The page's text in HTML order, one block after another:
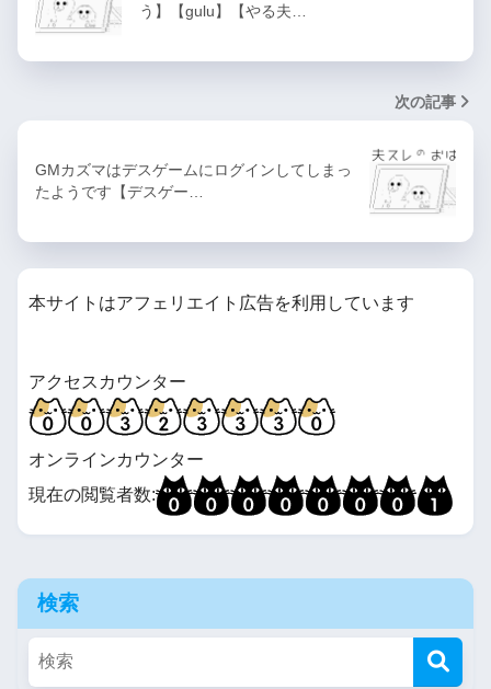
う】【gulu】【やる夫…
次の記事
GMカズマはデスゲームにログインしてしまっ
たようです【デスゲー…
本サイトはアフェリエイト広告を利用しています
アクセスカウンター
オンラインカウンター
現在の閲覧者数:
検索